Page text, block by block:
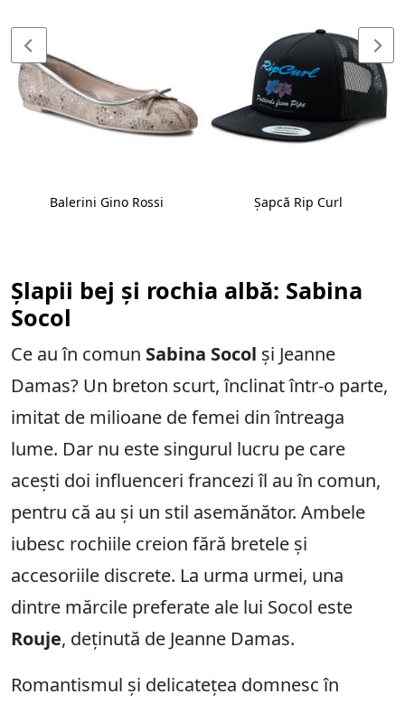
Balerini Gino Rossi Șapcă Rip Curl
Șlapii bej și rochia albă: Sabina
Socol
Ce au în comun Sabina Socol și Jeanne
Damas? Un breton scurt, înclinat într-o parte,
imitat de milioane de femei din întreaga
lume. Dar nu este singurul lucru pe care
acești doi influenceri francezi îl au în comun,
pentru că au și un stil asemănător. Ambele
iubesc rochiile creion fără bretele și
accesoriile discrete. La urma urmei, una
dintre mărcile preferate ale lui Socol este
Rouje, deținută de Jeanne Damas.
Romantismul și delicatețea domnesc în